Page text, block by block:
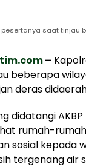
saat tinjau
–
beberapa
deras
didatangi
rumah-
sosial kepada
tergenang air